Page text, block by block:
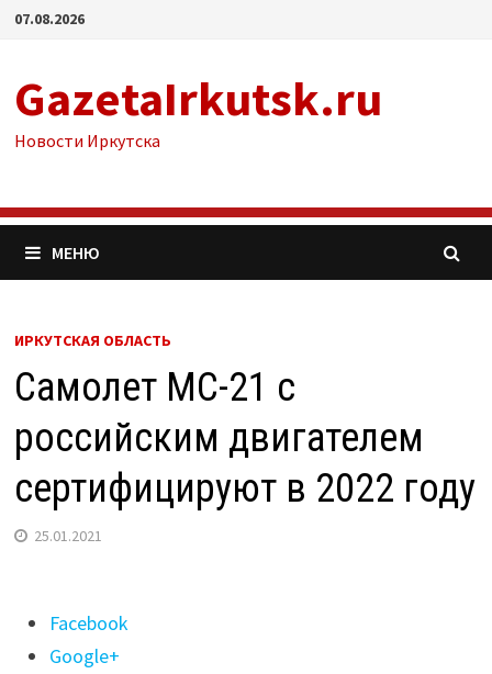
Перейти
07.08.2026
GazetaIrkutsk.ru
Новости Иркутска
МЕНЮ
ИРКУТСКАЯ ОБЛАСТЬ
Самолет МС-21 с
российским двигателем
сертифицируют в 2022 году
25.01.2021
Поделиться
"Самолет
Facebook
Google+